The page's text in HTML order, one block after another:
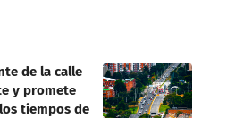
de la calle
y promete
tiempos de